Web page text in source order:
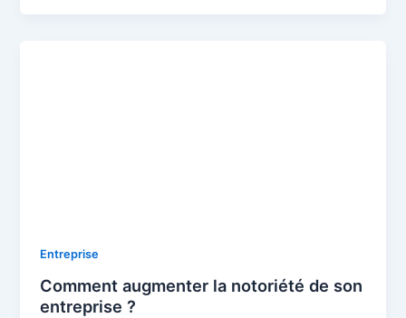
Entreprise
Comment augmenter la notoriété de son
entreprise ?